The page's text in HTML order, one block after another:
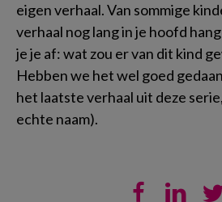
eigen verhaal. Van sommige
verhaal nog lang in je hoofd
je je af: wat zou er van dit kind
Hebben we het wel goed
het laatste verhaal uit deze
echte naam).